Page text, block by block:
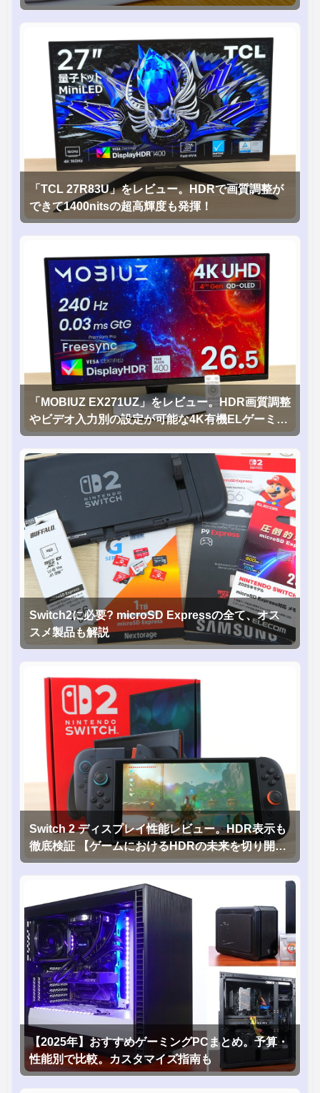
「TCL 27R83U」をレビュー。HDRで画質調整が
できて1400nitsの超高輝度も発揮！
「MOBIUZ EX271UZ」をレビュー。HDR画質調整
やビデオ入力別の設定が可能な4K有機ELゲーミン
グモニタを徹底検証
Switch2に必要? microSD Expressの全て、オス
スメ製品も解説
Switch 2 ディスプレイ性能レビュー。HDR表示も
徹底検証 【ゲームにおけるHDRの未来を切り開く
1台！】
【2025年】おすすめゲーミングPCまとめ。予算・
性能別で比較。カスタマイズ指南も